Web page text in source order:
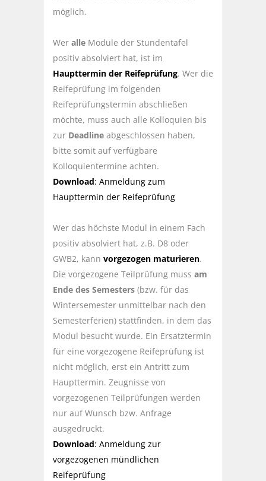
möglich.
Wer alle Module der Stundentafel
positiv absolviert hat, ist im
Haupttermin der Reifeprüfung. Wer die
Reifeprüfung im folgenden
Reifeprüfungstermin abschließen
möchte, muss auch alle Kolloquien bis
zur Deadline abgeschlossen haben,
bitte somit auf verfügbare
Kolloquientermine achten.
Download: Anmeldung zum
Haupttermin der Reifeprüfung
Wer das höchste Modul in einem Fach
positiv absolviert hat, z.B. D8 oder
GWB2, kann vorgezogen maturieren.
Die vorgezogene Teilprüfung muss am
Ende des Semesters (bzw. für das
Wintersemester unmittelbar nach den
Semesterferien) stattfinden, in dem das
Modul besucht wurde. Ein Ersatztermin
für eine vorgezogene Reifeprüfung ist
nicht möglich, erst ein Antritt zum
Haupttermin. Zeugnisse von
vorgezogenen Teilprüfungen werden
nur auf Wunsch bzw. Anfrage
ausgedruckt.
Download: Anmeldung zur
vorgezogenen mündlichen
Reifeprüfung